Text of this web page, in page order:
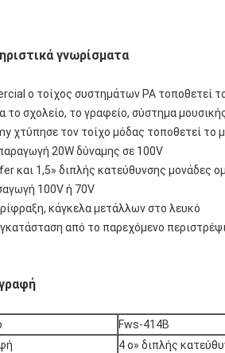
γνωρίσματα
ο τοίχος συστημάτων PA τοποθετεί
το σχολείο, το γραφείο, σύστημα
χτύπησε τον τοίχο μόδας τοποθετεί το
20W δύναμης σε 100V
και 1,5» διπλής κατεύθυνσης μονάδες
100V ή 70V
κάγκελα μετάλλων στο λευκό
από το παρεχόμενο
Fws-414B
4 ο» διπλής